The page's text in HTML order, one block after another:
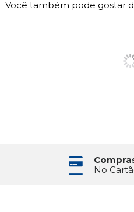
Você também pode gostar
No